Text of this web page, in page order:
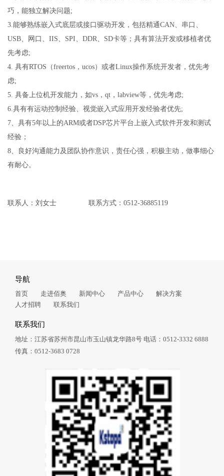
巧，能独立解决问题;
3.能够熟练嵌入式底层或接口驱动开发，包括精通CAN、串口、
USB、网口、IIS、SPI、DDR、SD卡等；具有算法开发或移植者优
先考虑;
4. 具有RTOS（freertos，ucos）或者Linux操作系统开发者，优先考
虑;
5. 具备上位机开发能力，如vs，qt，labview等，优先考虑;
6.具有有运动控制经验、视觉嵌入式应用开发经验者优先;
7、具有5年以上的ARM或者DSP芯片平台上嵌入式软件开发和测试
经验；
8、良好沟通能力及团队协作意识，责任心强，积极主动，做事细心
有耐心。
联系人：刘女士 联系方式：0512-36885119
导航
首页 走进佰奥 新闻中心 产品中心
解决方案
人才招聘
联系我们
联系我们
地址：江苏省苏州市昆山市玉山镇龙华路8号 电话：0512-3332 6888
传真：0512-3683 0728